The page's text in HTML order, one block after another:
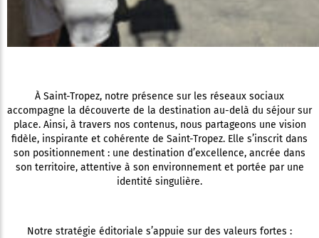
À Saint-Tropez, notre présence sur les réseaux sociaux
accompagne la découverte de la destination au-delà du séjour sur
place. Ainsi, à travers nos contenus, nous partageons une vision
fidèle, inspirante et cohérente de Saint-Tropez. Elle s’inscrit dans
son positionnement : une destination d’excellence, ancrée dans
son territoire, attentive à son environnement et portée par une
identité singulière.
Notre stratégie éditoriale s’appuie sur des valeurs fortes :